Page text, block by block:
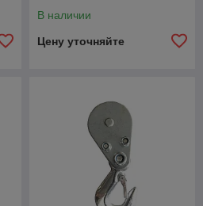
В наличии
Цену уточняйте